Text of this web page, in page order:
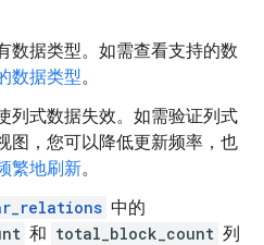
数据类型。如需查看支持的数
数据类型。
列式数据失效。如需验证列式
图，您可以降低更新频率，也
繁地刷新。
中的
和 total_block_count 列